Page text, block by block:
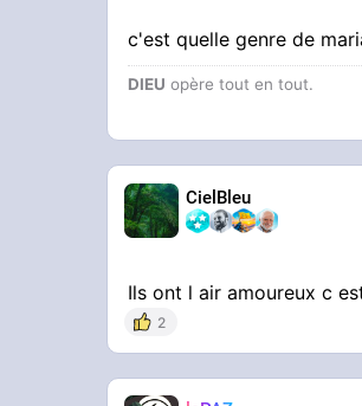
c'est quelle genre de
DIEU opère tout en tout.
CielBleu
Ils ont l air amoureux c
2